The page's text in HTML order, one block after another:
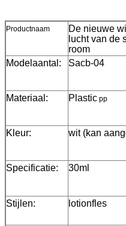
Productnaam
De nieuwe
lucht van de
room
Modelaantal:
Sacb-04
Materiaal: Plastic pp
Kleur: wit (kan
Specificatie: 30ml
Stijlen: lotionfles